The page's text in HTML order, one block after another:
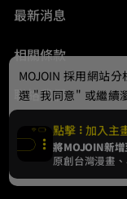
最新消息
相關條款
聯絡我們
© 2024
點擊 加入主
將MOJOIN新
原創台灣漫畫
MOJOIN 採用網站分
選 "我同意" 或繼續
Cookie，欲瞭解更